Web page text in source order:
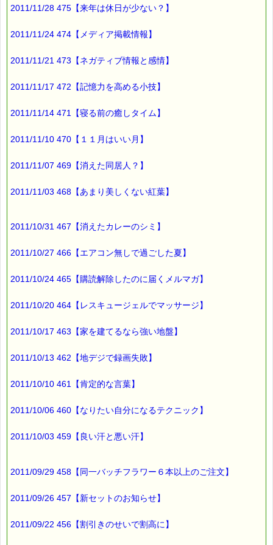
４月下旬には
テレビが調子悪くなりました。
帯状の線が入るようになったんです。
ノートパソコンのモニターが乱れて
業者の方に見て頂いたら
どちらも昨年新しくしたばかりで
まだ保証期間内でしたので
大きな衝撃を受けていた事と
６年前の機種だったことから
思ってしまいました。
結局
震災が原因と思われるのは
ノートパソコンだけでした。
2011/11/28 475【来年は休日が少ない？】
2011/11/24 474【メディア掲載情報】
2011/11/21 473【ネガティブ情報と感情】
2011/11/17 472【記憶力を高める小技】
2011/11/14 471【寝る前の癒しタイム】
2011/11/10 470【１１月はいい月】
2011/11/07 469【消えた同居人？】
2011/11/03 468【あまり美しくない紅葉】
2011/10/31 467【消えたカレーのシミ】
2011/10/27 466【エアコン無しで過ごした夏】
2011/10/24 465【購読解除したのに届くメルマガ】
2011/10/20 464【レスキュージェルでマッサージ】
2011/10/17 463【家を建てるなら強い地盤】
2011/10/13 462【地デジで録画失敗】
2011/10/10 461【肯定的な言葉】
2011/10/06 460【なりたい自分になるテクニック】
2011/10/03 459【良い汗と悪い汗】
2011/09/29 458【同一バッチフラワー６本以上のご注文】
2011/09/26 457【新セットのお知らせ】
2011/09/22 456【割引きのせいで割高に】